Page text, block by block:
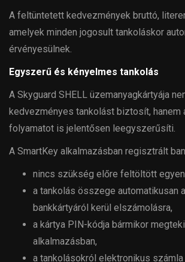
A feltüntetett kedvezmények bruttó,
amelyek minden jogosult tankoláskor
érvényesülnek.
Egyszerű és kényelmes tankolás
A Skyguard SHELL üzemanyagkártyája
kedvezményes tankolást biztosít, hanem
folyamatot is jelentősen leegyszerűsíti.
A SmartKey alkalmazásban regisztrált
nincs szükség előre feltöltött
a tankolás összege automatikusan
bankkártyáról kerül elszámolásra,
a kártya PIN-kódja bármikor
alkalmazásban,
a tankolásokról elektronikus számla